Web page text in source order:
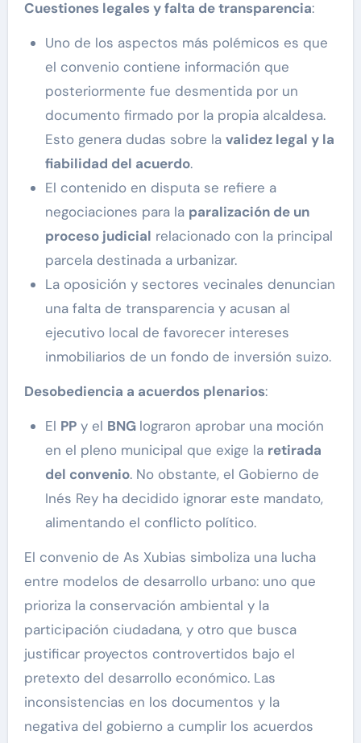
Cuestiones legales y falta de transparencia:
Uno de los aspectos más polémicos es que
el convenio contiene información que
posteriormente fue desmentida por un
documento firmado por la propia alcaldesa.
Esto genera dudas sobre la validez legal y la
fiabilidad del acuerdo.
El contenido en disputa se refiere a
negociaciones para la paralización de un
proceso judicial relacionado con la principal
parcela destinada a urbanizar.
La oposición y sectores vecinales denuncian
una falta de transparencia y acusan al
ejecutivo local de favorecer intereses
inmobiliarios de un fondo de inversión suizo.
Desobediencia a acuerdos plenarios:
El PPy el BNG lograron aprobar una moción
en el pleno municipal que exige la retirada
del convenio. No obstante, el Gobierno de
Inés Rey ha decidido ignorar este mandato,
alimentando el conflicto político.
El convenio de As Xubias simboliza una lucha
entre modelos de desarrollo urbano: uno que
prioriza la conservación ambiental y la
participación ciudadana, y otro que busca
justificar proyectos controvertidos bajo el
pretexto del desarrollo económico. Las
inconsistencias en los documentos y la
negativa del gobierno a cumplir los acuerdos